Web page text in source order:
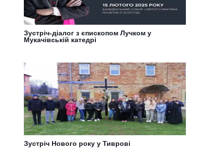
Зустріч-діалог з єпископом Лучком у
Мукачівській катедрі
Зустріч Нового року у Тиврові